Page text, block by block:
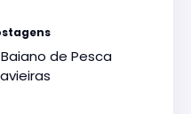
de Pesca